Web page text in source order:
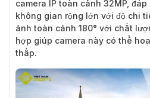
camera IP toàn cảnh 32MP,
không gian rộng lớn với độ chi
ảnh toàn cảnh 180° với chất
hợp giúp camera này có thể
thấp.